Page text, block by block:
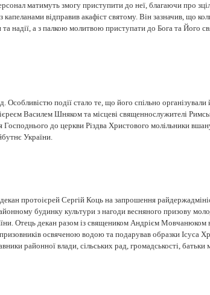
матимуть змогу приступити до неї, благаючи про
відправив акафіст святому. Він зазначив, що
надії, а з палкою молитвою приступати до Бога та Його
події стало те, що його спільно організували
Василем Шняком та місцеві священнослужителі
до церкви Різдва Христового молільники
України.
протоієрей Сергій Коць на запрошення
будинку культури з нагоди весняного призову
Отець декан разом із священиком Андрієм Мовчанюком
освяченою водою та подарував образки Ісуса
районної влади, сільських рад, громадськості, батьки